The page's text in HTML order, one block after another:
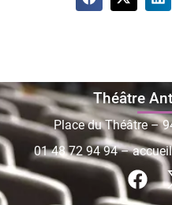
Théâtre
Place du Théâtre –
01 48 72 94 94–